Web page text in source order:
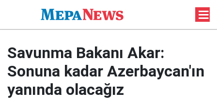
Savunma Bakanı Akar:
Sonuna kadar Azerbaycan'ın
yanında olacağız